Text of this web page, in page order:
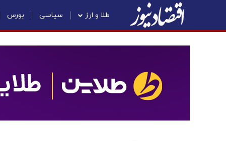
طلا و ارز سیاسی بورس